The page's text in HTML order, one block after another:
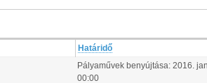
Határidő
Pályaművek benyújtása: 2016.
00:00